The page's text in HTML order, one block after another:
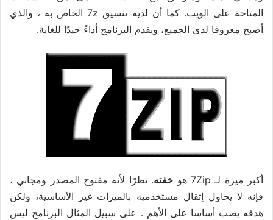
المتاحة على الويب. كما أن لديه تنسيق 7z الخاص به ، والذي
أصبح معروفا لدى الجميع، ويقدم البرنامج أداءً جيدًا للغاية.
أكبر ميزة لـ 7Zip هو خفته. نظرًا لأنه مفتوح المصدر ومجاني ،
فإنه لا يحاول إثقال مستخدميه بالميزات غير الأساسية، ولكن
هدفه يصب أساسا على الأهم . على سبيل المثال البرنامج ليس